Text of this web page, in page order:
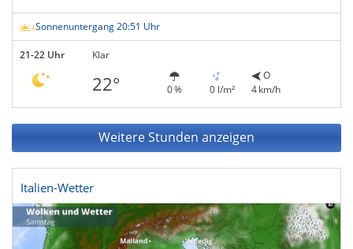
Sonnenuntergang 20:51 Uhr
21-22 Uhr Klar
22° 0 % 0 l/m²
O
4 km/h
Weitere Stunden anzeigen
Italien-Wetter